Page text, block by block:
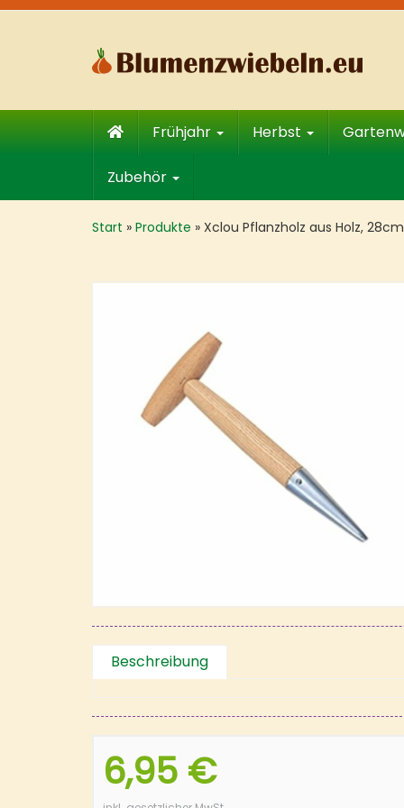
Skip
Frühjahr Herbst
Zubehör
Start » Produkte » Xclou Pflanzholz aus Holz, 28cm
Beschreibung
6,95 €